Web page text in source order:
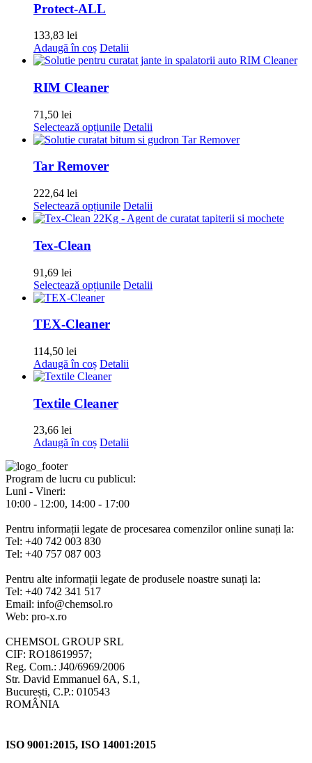
Protect-ALL
133,83 lei
Adaugă în coș Detalii
RIM Cleaner
71,50 lei
Selectează opțiunile Acest
produs
Opțiunile
pot
fi
Detalii
Tar Remover
222,64 lei
Selectează opțiunile Acest
produs
Opțiunile
pot
Detalii
Tex-Clean
91,69 lei
Selectează opțiunile Acest
Opțiunile
pot
Detalii
TEX-Cleaner
114,50 lei
Adaugă în coș Detalii
Textile Cleaner
23,66 lei
Adaugă în coș Detalii
Program de lucru cu publicul:
Luni - Vineri:
10:00 - 12:00, 14:00 - 17:00
Pentru informații legate de procesarea comenzilor online sunați la:
Tel: +40 742 003 830
Tel: +40 757 087 003
Pentru alte informații legate de produsele noastre sunați la:
Tel: +40 742 341 517
Email: info@chemsol.ro
Web: pro-x.ro
CHEMSOL GROUP SRL
CIF: RO18619957;
Reg. Com.: J40/6969/2006
Str. David Emmanuel 6A, S.1,
București, C.P.: 010543
ROMÂNIA
ISO 9001:2015, ISO 14001:2015